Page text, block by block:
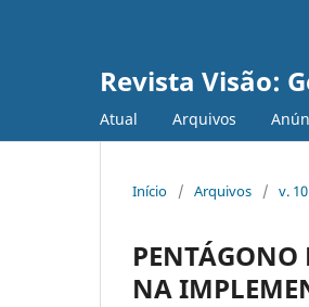
Revista Visão:
Atual Arquivos
Início / Arquivos / v.
PENTÁGONO
NA